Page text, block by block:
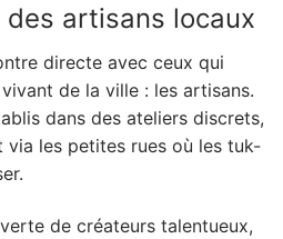
des artisans locaux
directe avec ceux qui
de la ville : les artisans.
dans des ateliers discrets,
via les petites rues où les tuk-
de créateurs talentueux,